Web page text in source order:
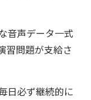
音声データ一式
習問題が支給さ
日必ず継続的に